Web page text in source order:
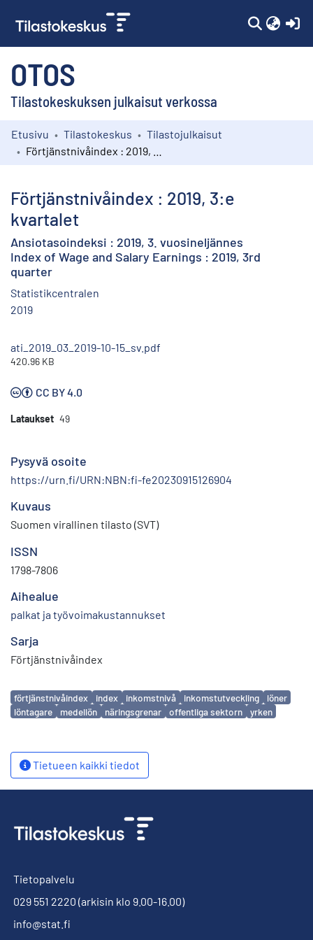
OTOS
Tilastokeskuksen julkaisut verkossa
Kokoelmat
Etusivu Tilastokeskus
Tilastojulkaisut
Förtjänstnivåindex : 2019, 3:e
kvartalet
Ansiotasoindeksi : 2019, 3. vuosineljännes
Index of Wage and Salary Earnings : 2019, 3rd
quarter
Statistikcentralen
2019
ati_2019_03_2019-10-15_sv.pdf
420.96 KB
CC BY 4.0
Lataukset 49
Pysyvä osoite
https://urn.fi/URN:NBN:fi-fe20230915126904
Kuvaus
Suomen virallinen tilasto (SVT)
ISSN
1798-7806
Aihealue
palkat ja työvoimakustannukset
Sarja
Förtjänstnivåindex
Avainsanat
förtjänstnivåindex index inkomstnivå inkomstutveckling
löner
löntagare
medellön näringsgrenar offentliga sektorn yrken
Tietueen kaikki tiedot
Tietopalvelu
029 551 2220 (arkisin klo 9.00-16.00)
info@stat.fi